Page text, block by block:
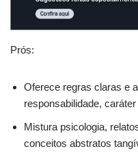
Prós:
Oferece regras claras e
responsabilidade,
Mistura psicologia,
conceitos abstratos